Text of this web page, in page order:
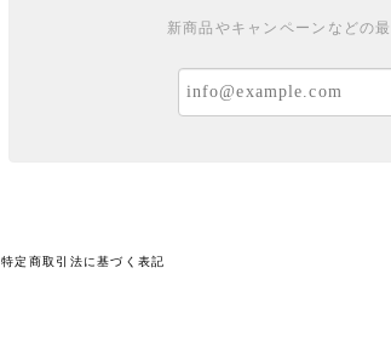
新商品やキャンペーンなどの
特定商取引法に基づく表記